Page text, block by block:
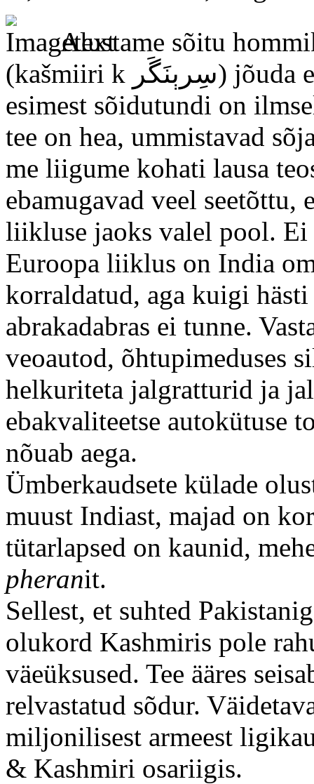
Alustame sõitu
(kašmiiri k سِرېنَگَر) jõuda enne pimeduse saabumist. Pärast
esimest sõidutundi on
tee on hea, ummistavad
me liigume kohati lausa
ebamugavad veel seetõttu,
liikluse jaoks valel pool.
Euroopa liiklus on India
korraldatud, aga kuigi
abrakadabras ei tunne.
veoautod, õhtupimeduses
helkuriteta jalgratturid ja
ebakvaliteetse autokütuse
nõuab aega.
Ümberkaudsete külade
muust Indiast, majad on
tütarlapsed on kaunid,
pheranit.
Sellest, et suhted
olukord Kashmiris pole
väeüksused. Tee ääres
relvastatud sõdur.
miljonilisest armeest
& Kashmiri osariigis.